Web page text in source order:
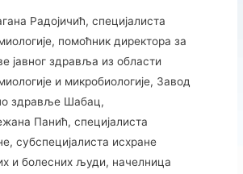
Радојичић, специјалиста
помоћник директора за
јавног здравља из области
и микробиологије, Завод
здравље Шабац,
Панић, специјалиста
субспецијалиста исхране
и болесних људи, начелница